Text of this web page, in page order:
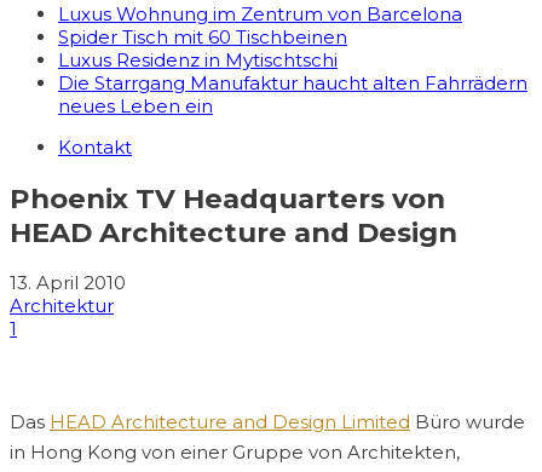
Luxus Wohnung im Zentrum von Barcelona
Spider Tisch mit 60 Tischbeinen
Luxus Residenz in Mytischtschi
Die Starrgang Manufaktur haucht alten Fahrrädern
neues Leben ein
Kontakt
Phoenix TV Headquarters von
HEAD Architecture and Design
13. April 2010
Architektur
1
Das HEAD Architecture and Design Limited Büro wurde
in Hong Kong von einer Gruppe von Architekten,